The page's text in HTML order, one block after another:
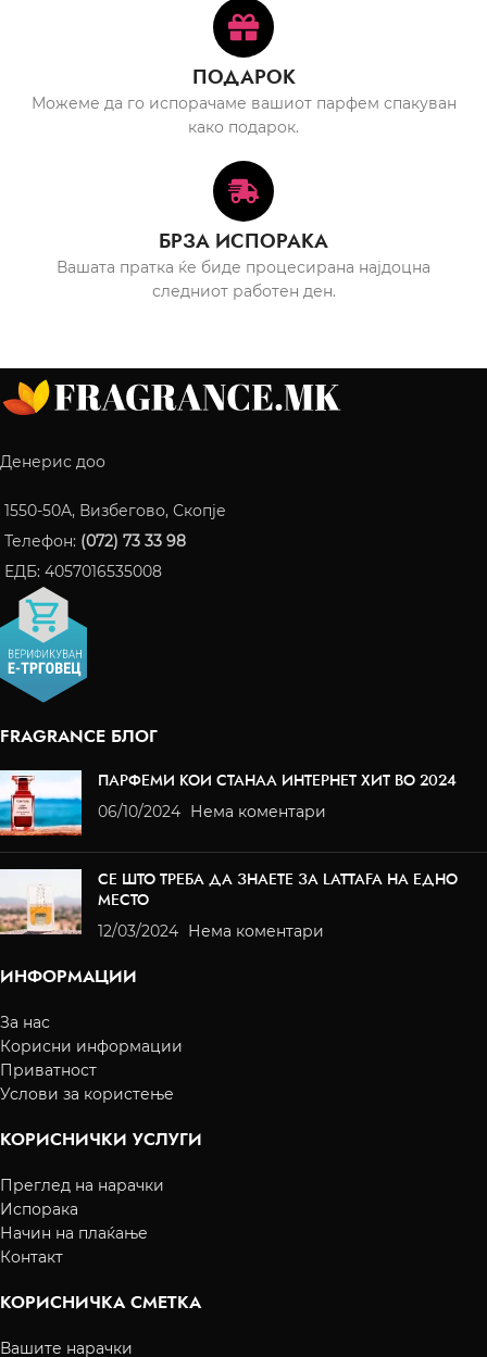
ПОДАРОК
Можеме да го испорачаме вашиот парфем спакуван
како подарок.
БРЗА ИСПОРАКА
Вашата пратка ќе биде процесирана најдоцна
следниот работен ден.
Денерис доо
1550-50A, Визбегово, Скопје
Телефон: (072) 73 33 98
ЕДБ: 4057016535008
FRAGRANCE БЛОГ
ПАРФЕМИ КОИ СТАНАА ИНТЕРНЕТ ХИТ ВО 2024
06/10/2024 Нема коментари
СЕ ШТО ТРЕБА ДА ЗНАЕТЕ ЗА LATTAFA НА ЕДНО
МЕСТО
12/03/2024 Нема коментари
ИНФОРМАЦИИ
За нас
Корисни информации
Приватност
Услови за користење
КОРИСНИЧКИ УСЛУГИ
Преглед на нарачки
Испорака
Начин на плаќање
Контакт
КОРИСНИЧКА СМЕТКА
Вашите нарачки